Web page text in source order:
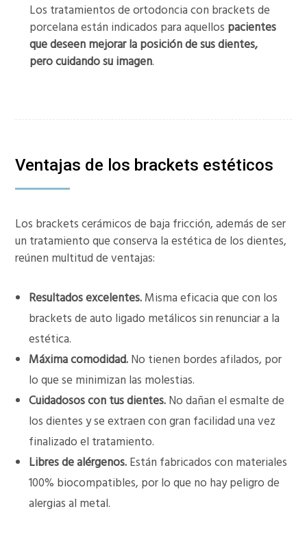
Los tratamientos de ortodoncia con brackets de
porcelana están indicados para aquellos pacientes
que deseen mejorar la posición de sus dientes,
pero cuidando su imagen.
Ventajas de los brackets estéticos
Los brackets cerámicos de baja fricción, además de ser
un tratamiento que conserva la estética de los dientes,
reúnen multitud de ventajas:
Resultados excelentes.Misma eficacia que con los
brackets de auto ligado metálicos sin renunciar a la
estética.
Máxima comodidad.No tienen bordes afilados, por
lo que se minimizan las molestias.
Cuidadosos con tus dientes.No dañan el esmalte de
los dientes y se extraen con gran facilidad una vez
finalizado el tratamiento.
Libres de alérgenos.Están fabricados con materiales
100% biocompatibles, por lo que no hay peligro de
alergias al metal.